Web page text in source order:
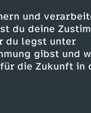
und
du deine
du legst unter
gibst und
die Zukunft in